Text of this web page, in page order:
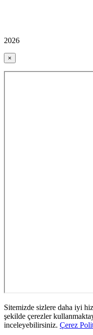
2026
×
Sitemizde sizlere daha iyi
şekilde çerezler
inceleyebilirsiniz. Çerez